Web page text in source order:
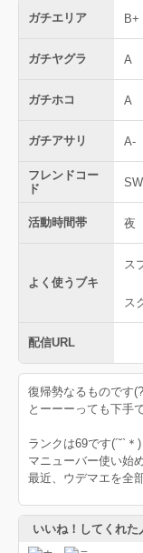
ガチエリア B+
ガチヤグラ A
ガチホコ A
ガチアサリ A-
フレンドコー
ド
活動時間帯 夜
よく使うブキ
ス
ス
配信URL
復帰勢なるものです
とーーーっても下手
ランクは69です(´˘`＊)
マニューバー使い始
最近、ウデマエを全
いいね！してくれた